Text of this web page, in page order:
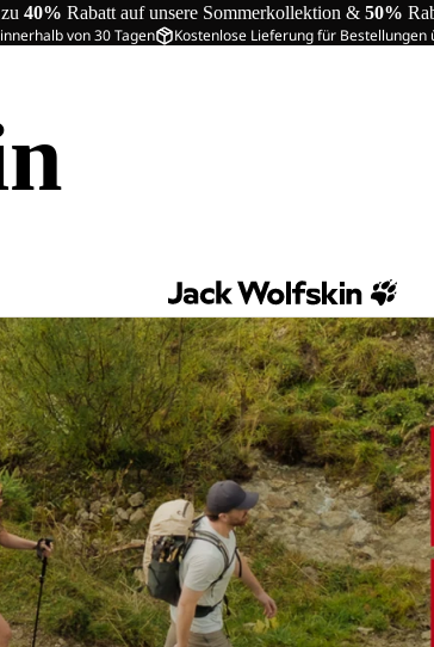
40% Rabatt auf unsere Sommerkollektion & 50%
von 30 Tagen Kostenlose Lieferung für Bestellungen